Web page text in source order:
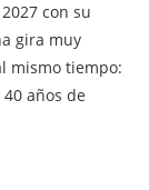
con su
gira muy
mismo tiempo:
años de